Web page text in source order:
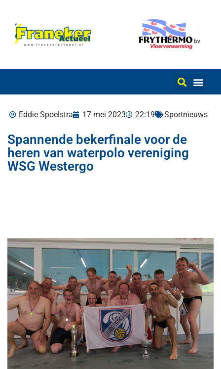
Eddie Spoelstra 17 mei 2023 22:19 Sportnieuws
Spannende bekerfinale voor de
heren van waterpolo vereniging
WSG Westergo